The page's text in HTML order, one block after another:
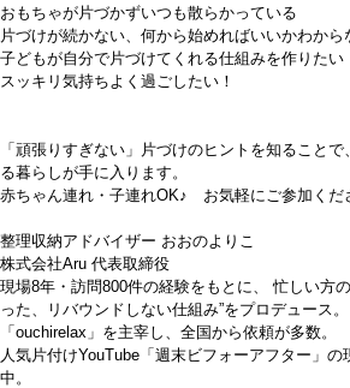
おもちゃが片づかずいつも散らかっている
片づけが続かない、何から始めればいいかわから
子どもが自分で片づけてくれる仕組みを作りたい
スッキリ気持ちよく過ごしたい！
「頑張りすぎない」片づけのヒントを知ること
る暮らしが手に入ります。
赤ちゃん連れ・子連れOK♪ お気軽にご参加くだ
整理収納アドバイザー おおのよりこ
株式会社Aru 代表取締役
現場8年・訪問800件の経験をもとに、 忙しい方
った、リバウンドしない仕組み”をプロデュース
「ouchirelax」を主宰し、全国から依頼が多数。
人気片付けYouTube「週末ビフォーアフター」
中。